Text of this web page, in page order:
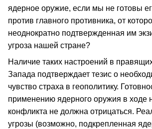
ядерное оружие, если мы не готовы
против главного противника, от
неоднократно подтвержденная им
угроза нашей стране?
Наличие таких настроений в
Запада подтверждает тезис о
чувство страха в геополитику.
применению ядерного оружия в ходе
конфликта не должна отрицаться.
угрозы (возможно, подкрепленная